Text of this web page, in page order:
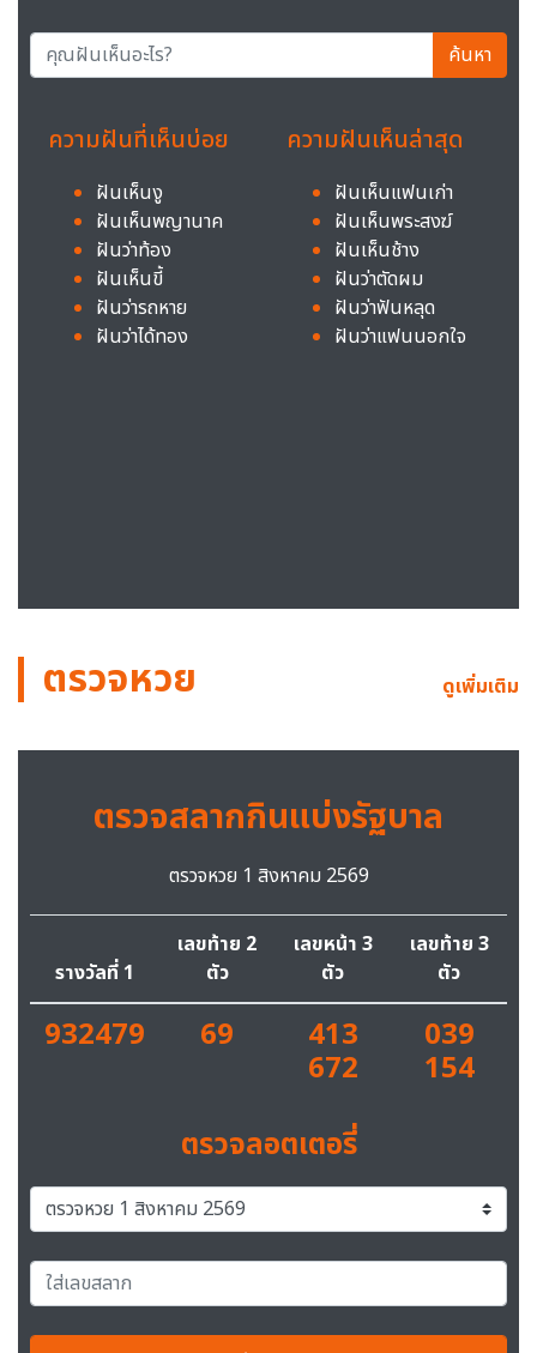
ค้นหา
ความฝันที่เห็นบ่อย
ฝันเห็นงู
ฝันเห็นพญานาค
ฝันว่าท้อง
ฝันเห็นขี้
ฝันว่ารถหาย
ฝันว่าได้ทอง
ความฝันเห็นล่าสุด
ฝันเห็นแฟนเก่า
ฝันเห็นพระสงฆ์
ฝันเห็นช้าง
ฝันว่าตัดผม
ฝันว่าฟันหลุด
ฝันว่าแฟนนอกใจ
ตรวจหวย ดูเพิ่มเติม
ตรวจสลากกินแบ่งรัฐบาล
ตรวจหวย 1 สิงหาคม 2569
รางวัลที่ 1
เลขท้าย 2
ตัว
เลขหน้า 3
ตัว
เลขท้าย 3
ตัว
932479 69 413
672
039
154
ตรวจลอตเตอรี่